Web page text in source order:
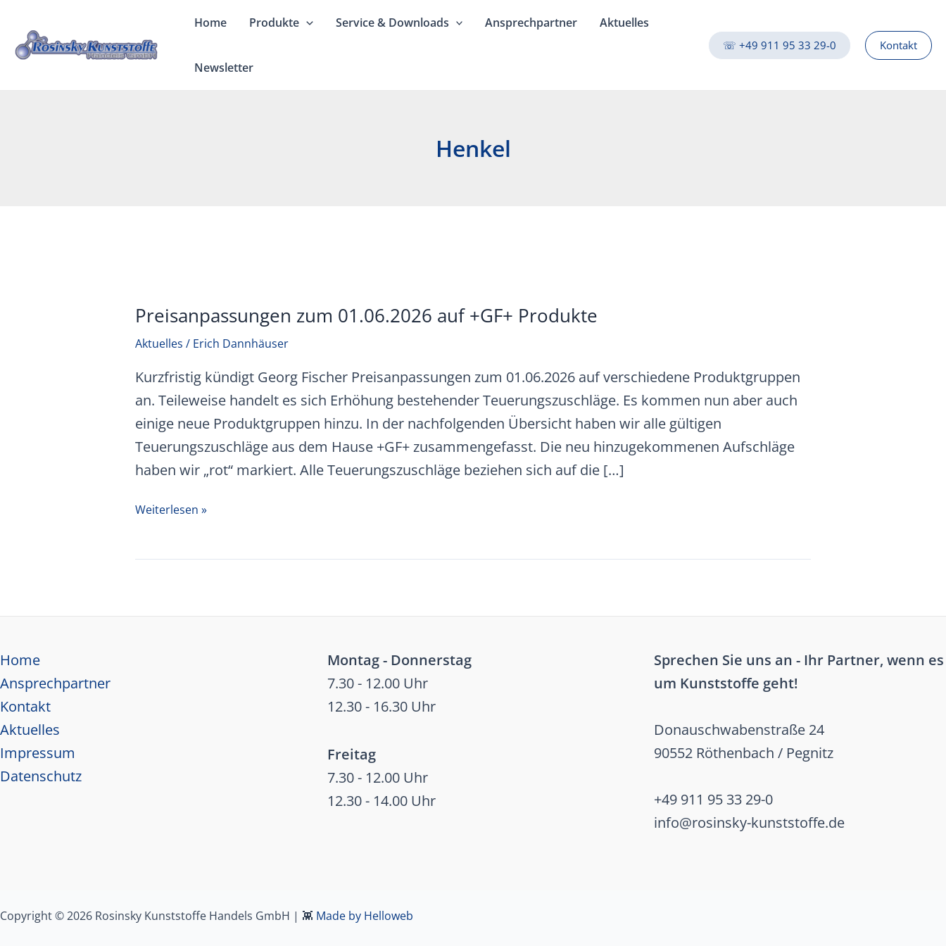
Inhalt
springen
Home Produkte Service & Downloads Ansprechpartner Aktuelles
Newsletter
☏ +49 911 95 33 29-0 Kontakt
Henkel
Preisanpassungen zum 01.06.2026 auf +GF+ Produkte
Aktuelles / Erich Dannhäuser
Kurzfristig kündigt Georg Fischer Preisanpassungen zum 01.06.2026 auf verschiedene Produktgruppen
an. Teileweise handelt es sich Erhöhung bestehender Teuerungszuschläge. Es kommen nun aber auch
einige neue Produktgruppen hinzu. In der nachfolgenden Übersicht haben wir alle gültigen
Teuerungszuschläge aus dem Hause +GF+ zusammengefasst. Die neu hinzugekommenen Aufschläge
haben wir „rot“ markiert. Alle Teuerungszuschläge beziehen sich auf die […]
Preisanpassungen
01.06.2026
Weiterlesen »
Home
Ansprechpartner
Kontakt
Aktuelles
Impressum
Datenschutz
Montag - Donnerstag
7.30 - 12.00 Uhr
12.30 - 16.30 Uhr
Freitag
7.30 - 12.00 Uhr
12.30 - 14.00 Uhr
Sprechen Sie uns an - Ihr Partner, wenn es
um Kunststoffe geht!
Donauschwabenstraße 24
90552 Röthenbach / Pegnitz
+49 911 95 33 29-0
info@rosinsky-kunststoffe.de
Copyright © 2026 Rosinsky Kunststoffe Handels GmbH | 👾 Made by Helloweb